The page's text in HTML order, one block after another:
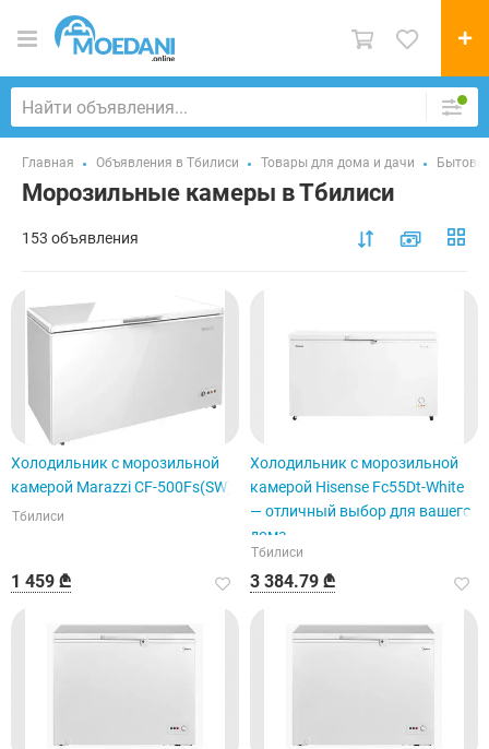
Главная Объявления в Тбилиси Товары для дома и дачи
Морозильные камеры в Тбилиси
153 объявления
Холодильник с морозильной
камерой Marazzi CF-500Fs(SW)
Тбилиси
1 459 ₾
Холодильник с морозильной
камерой Hisense Fc55Dt-White
— отличный выбор для вашего
дома.
Тбилиси
3 384.79 ₾